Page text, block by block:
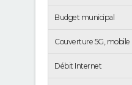
Budget municipal
Couverture 5G, mobile
Débit Internet